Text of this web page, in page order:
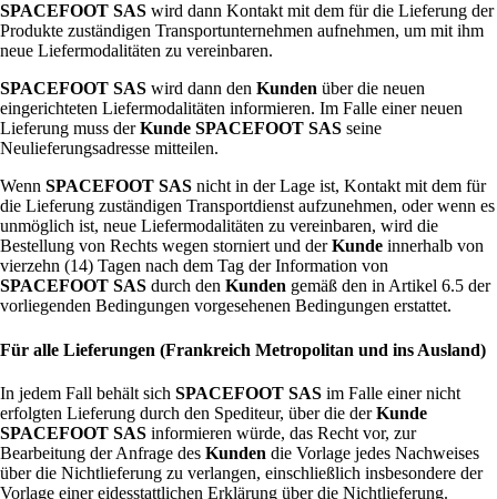
SPACEFOOT SAS wird dann Kontakt mit dem für die Lieferung der
Produkte zuständigen Transportunternehmen aufnehmen, um mit ihm
neue Liefermodalitäten zu vereinbaren.
SPACEFOOT SAS wird dann den Kunden über die neuen
eingerichteten Liefermodalitäten informieren. Im Falle einer neuen
Lieferung muss derKunde SPACEFOOT SAS seine
Neulieferungsadresse mitteilen.
Wenn SPACEFOOT SAS nicht in der Lage ist, Kontakt mit dem für
die Lieferung zuständigen Transportdienst aufzunehmen, oder wenn es
unmöglich ist, neue Liefermodalitäten zu vereinbaren, wird die
Bestellung von Rechts wegen storniert und derKunde innerhalb von
vierzehn (14) Tagen nach dem Tag der Information von
SPACEFOOT SAS durch den Kunden gemäß den in Artikel 6.5 der
vorliegenden Bedingungen vorgesehenen Bedingungen erstattet.
Für alle Lieferungen (Frankreich Metropolitan und ins Ausland)
In jedem Fall behält sich SPACEFOOT SAS im Falle einer nicht
erfolgten Lieferung durch den Spediteur, über die derKunde
SPACEFOOT SAS informieren würde, das Recht vor, zur
Bearbeitung der Anfrage des Kunden die Vorlage jedes Nachweises
über die Nichtlieferung zu verlangen, einschließlich insbesondere der
Vorlage einer eidesstattlichen Erklärung über die Nichtlieferung.